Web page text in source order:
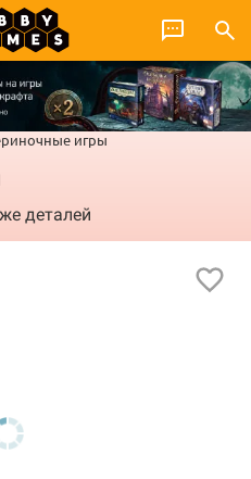
игры
деталей